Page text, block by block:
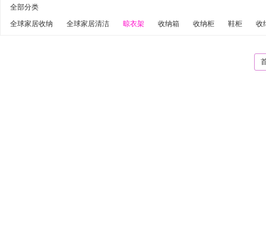
全部分类
全球家居收纳
全球家居清洁 晾衣架 收纳箱 收纳柜 鞋柜 收